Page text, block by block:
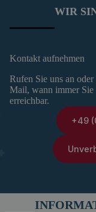
WIR
Kontakt aufnehmen
Rufen Sie uns an
Mail, wann immer
erreichbar.
+49